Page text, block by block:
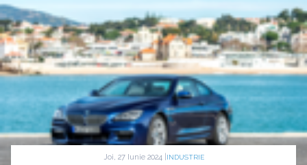
Joi, 27 Iunie 2024 | INDUSTRIE